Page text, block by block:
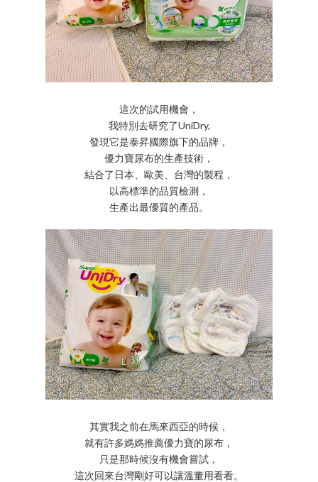
這次的試用機會，
我特別去研究了UniDry,
發現它是泰昇國際旗下的品牌，
優力寶尿布的生產技術，
結合了日本、歐美、台灣的製程，
以高標準的品質檢測，
生產出最優質的產品。
其實我之前在馬來西亞的時候，
就有許多媽媽推薦優力寶的尿布，
只是那時候沒有機會嘗試，
這次回來台灣剛好可以讓溫董用看看。